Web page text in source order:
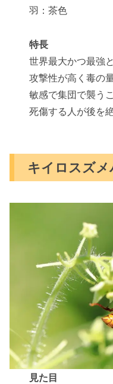
羽：茶色
特長
世界最大かつ最強
攻撃性が高く毒の
敏感で集団で襲う
死傷する人が後を
キイロスズメ
見た目